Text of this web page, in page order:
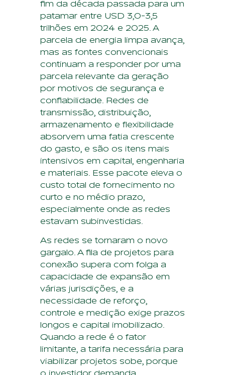
fim da década passada para um
patamar entre USD 3,0-3,5
trilhões em 2024 e 2025. A
parcela de energia limpa avança,
mas as fontes convencionais
continuam a responder por uma
parcela relevante da geração
por motivos de segurança e
confiabilidade. Redes de
transmissão, distribuição,
armazenamento e flexibilidade
absorvem uma fatia crescente
do gasto, e são os itens mais
intensivos em capital, engenharia
e materiais. Esse pacote eleva o
custo total de fornecimento no
curto e no médio prazo,
especialmente onde as redes
estavam subinvestidas.
As redes se tornaram o novo
gargalo. A fila de projetos para
conexão supera com folga a
capacidade de expansão em
várias jurisdições, e a
necessidade de reforço,
controle e medição exige prazos
longos e capital imobilizado.
Quando a rede é o fator
limitante, a tarifa necessária para
viabilizar projetos sobe, porque